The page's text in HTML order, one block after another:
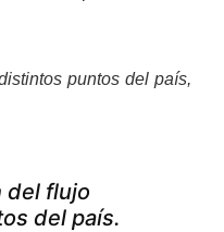
puntos del país,
del flujo
del país.